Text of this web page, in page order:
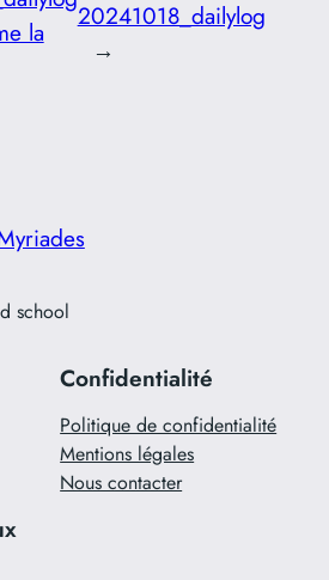
la
20241018_dailylog
→
school
Confidentialité
Politique de confidentialité
Mentions légales
Nous contacter